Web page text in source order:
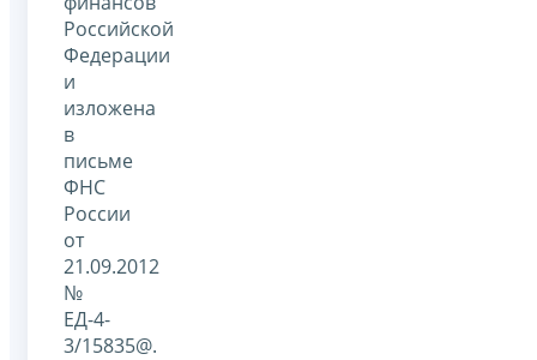
Российской
Федерации
и
изложена
в
письме
ФНС
России
от
21.09.2012
№
ЕД-4-
3/15835@.